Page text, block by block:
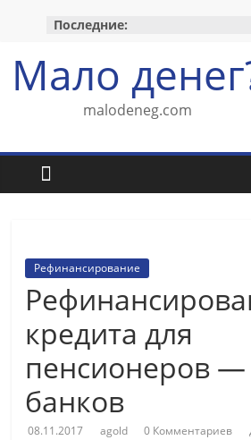
Последние:
Мало
malodeneg.com
Рефинансирование
кредита для
пенсионеров —
банков
08.11.2017 agold 0 Комментариев